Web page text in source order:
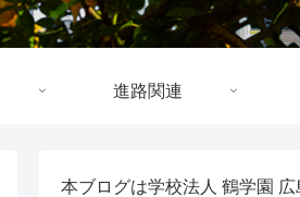
進路関連
本ブログは学校法人 鶴学園